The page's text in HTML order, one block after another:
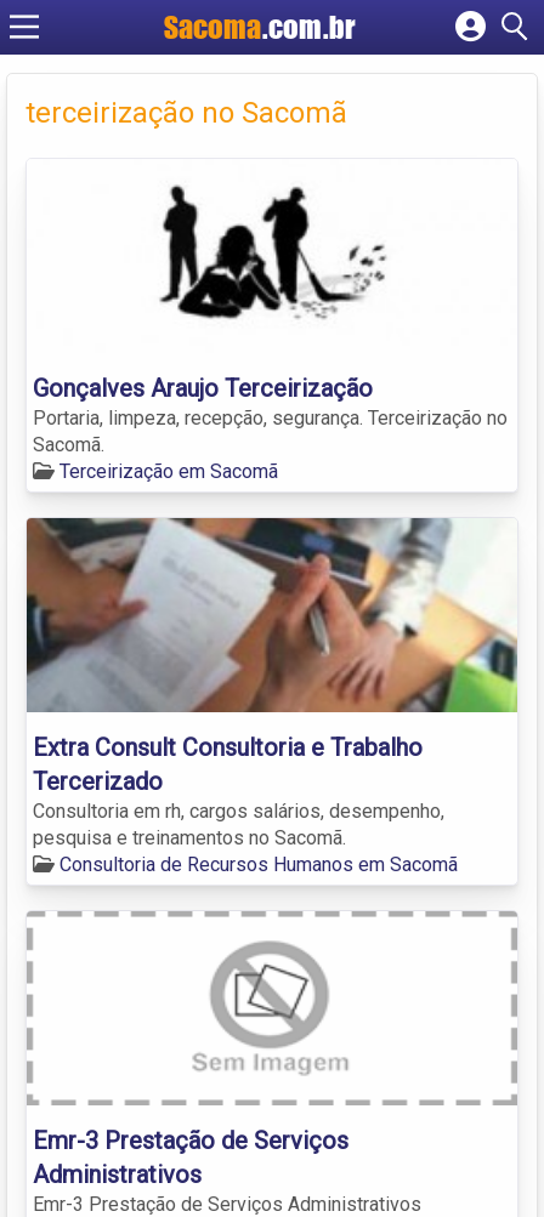
Sacoma.com.br
Cadastrar empresa
Fazer login
Criar conta
terceirização no Sacomã
Gonçalves Araujo Terceirização
Portaria, limpeza, recepção, segurança. Terceirização no
Sacomã.
Terceirização em Sacomã
Extra Consult Consultoria e Trabalho
Tercerizado
Consultoria em rh, cargos salários, desempenho,
pesquisa e treinamentos no Sacomã.
Consultoria de Recursos Humanos em Sacomã
Emr-3 Prestação de Serviços
Administrativos
Emr-3 Prestação de Serviços Administrativos